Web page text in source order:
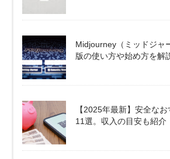
Midjourney（ミッドジャ
版の使い方や始め方を解
【2025年最新】安全な
11選。収入の目安も紹介